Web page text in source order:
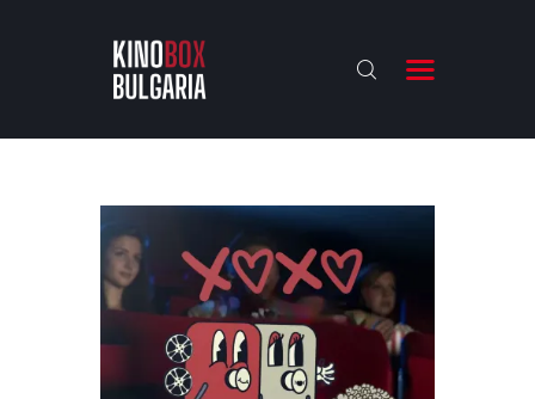
KINOBOX BULGARIA
АНАЛИЗИ
БАХТИ НАГРАДИТЕ
ИНТЕРВЮТА
ЗА НАС